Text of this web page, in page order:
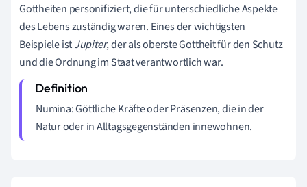
Gottheiten personifiziert, die für unterschiedliche Aspekte
des Lebens zuständig waren. Eines der wichtigsten
Beispiele istJupiter, der als oberste Gottheit für den Schutz
und die Ordnung im Staat verantwortlich war.
Numina: Göttliche Kräfte oder Präsenzen, die in der
Natur oder in Alltagsgegenständen innewohnen.